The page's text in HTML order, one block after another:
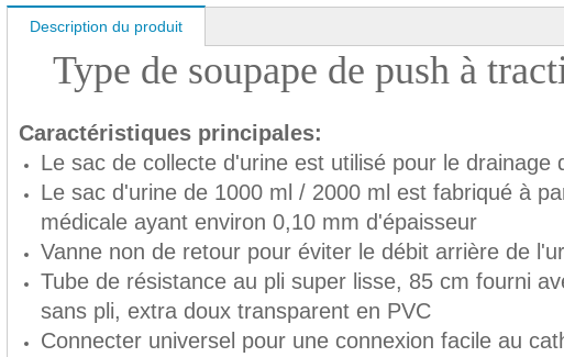
Description du produit
Type de soupape de push à
Caractéristiques principales:
Le sac de collecte d'urine est utilisé pour le
Le sac d'urine de 1000 ml / 2000 ml est fabriqué à
médicale ayant environ 0,10 mm d'épaisseur
Vanne non de retour pour éviter le débit arrière de
Tube de résistance au pli super lisse, 85 cm fourni
sans pli, extra doux transparent en PVC
Connecter universel pour une connexion facile au